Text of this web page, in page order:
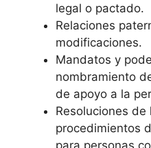
legal o pactado.
Relaciones
modificaciones.
Mandatos y
nombramiento
de apoyo a la
Resoluciones
procedimientos
para personas